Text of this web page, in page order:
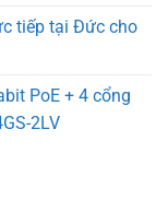
tiếp tại Đức cho
PoE + 4 cổng
2LV